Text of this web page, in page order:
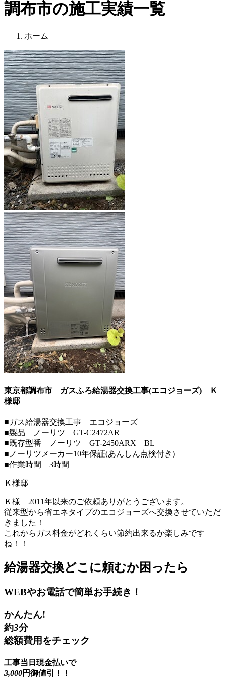
調布市の施工実績一覧
ホーム
東京都調布市 ガスふろ給湯器交換工事(エコジョーズ) Ｋ
様邸
■ガス給湯器交換工事 エコジョーズ
■製品 ノーリツ GT-C2472AR
■既存型番 ノーリツ GT-2450ARX BL
■ノーリツメーカー10年保証(あんしん点検付き)
■作業時間 3時間
Ｋ様邸
Ｋ様 2011年以来のご依頼ありがとうございます。
従来型から省エネタイプのエコジョーズへ交換させていただ
きました！
これからガス料金がどれくらい節約出来るか楽しみです
ね！！
給湯器交換どこに頼むか困ったら
WEBやお電話で簡単お手続き！
かんたん!
約3分
総額費用をチェック
工事当日現金払いで
3,000円御値引！！